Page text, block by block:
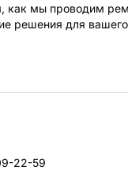
как мы проводим
решения для
22-59